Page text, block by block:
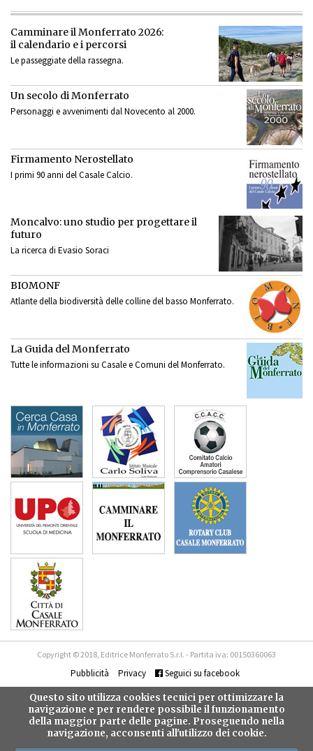
Camminare il Monferrato 2026:
il calendario e i percorsi
Le passeggiate della rassegna.
Un secolo di Monferrato
Personaggi e avvenimenti dal Novecento al 2000.
Firmamento Nerostellato
I primi 90 anni del Casale Calcio.
Moncalvo: uno studio per progettare il
futuro
La ricerca di Evasio Soraci
BIOMONF
Atlante della biodiversità delle colline del basso Monferrato.
La Guida del Monferrato
Tutte le informazioni su Casale e Comuni del Monferrato.
Copyright © 2018, Editrice Monferrato S.r.l. - Partita iva: 00150360063
Pubblicità Privacy Seguici su facebook
Questo sito utilizza cookies tecnici per ottimizzare la
navigazione e per rendere possibile il funzionamento
della maggior parte delle pagine. Proseguendo nella
navigazione, acconsenti all'utilizzo dei cookie.